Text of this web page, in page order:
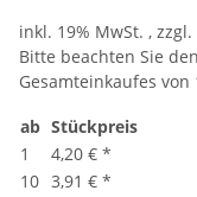
inkl. 19% MwSt. , zzgl.
Bitte beachten Sie
Gesamteinkaufes von
ab Stückpreis
1
4,20 € *
10 3,91 € *